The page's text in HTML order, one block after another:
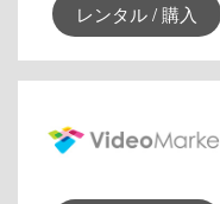
レンタル / 購入